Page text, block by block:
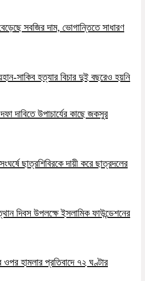
সবজির দাম, ভোগান্তিতে সাধারণ
সাকিব হত্যার বিচার দুই বছরেও হয়নি
দাবিতে উপাচার্যের কাছে জকসুর
ছাত্রশিবিরকে দায়ী করে ছাত্রদলের
দিবস উপলক্ষে ইসলামিক ফাউন্ডেশনের
ওপর হামলার প্রতিবাদে ৭২ ঘণ্টার